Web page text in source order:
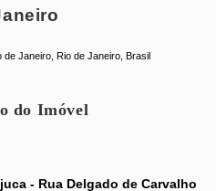
de Janeiro ,Rio de Janeiro ,Brasil
do Imóvel
- Rua Delgado de Carvalho